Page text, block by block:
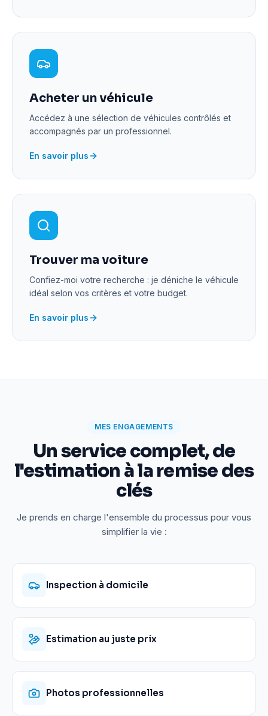
Acheter un véhicule
Accédez à une sélection de véhicules contrôlés et
accompagnés par un professionnel.
En savoir plus
Trouver ma voiture
Confiez-moi votre recherche : je déniche le véhicule
idéal selon vos critères et votre budget.
En savoir plus
MES ENGAGEMENTS
Un service complet, de
l'estimation à la remise des
clés
Je prends en charge l'ensemble du processus pour vous
simplifier la vie :
Inspection à domicile
Estimation au juste prix
Photos professionnelles